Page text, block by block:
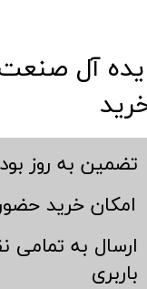
​تضمین به روز
​امکان خرید
​ارسال به تمامی
باربری
آل